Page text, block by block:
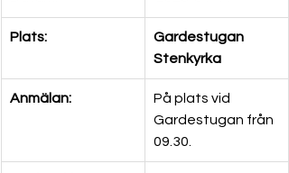
Plats:
Gardestugan
Stenkyrka
Anmälan:
På plats vid
Gardestugan från
09.30.